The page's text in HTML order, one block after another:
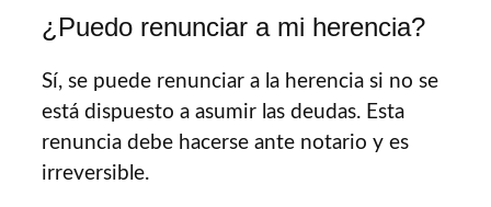
¿Puedo renunciar a mi herencia?
Sí, se puede renunciar a la herencia si no se
está dispuesto a asumir las deudas. Esta
renuncia debe hacerse ante notario y es
irreversible.